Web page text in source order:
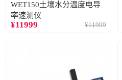
WET150土壤水分温度电导
率速测仪
¥11999 ¥11999